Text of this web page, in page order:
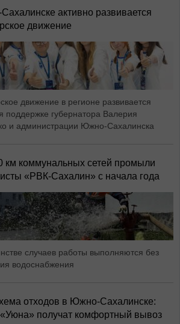
активно развивается
движение
движение в регионе развивается
поддержке губернатора Валерия
и администрации Южно-Сахалинска
км коммунальных сетей промыли
«РВК‑Сахалин» с начала года
случаев работы выполняются без
водоснабжения
отходов в Южно-Сахалинске:
получат комфортный вывоз